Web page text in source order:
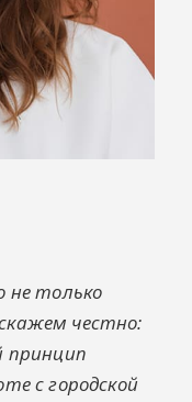
не только
честно:
принцип
с городской